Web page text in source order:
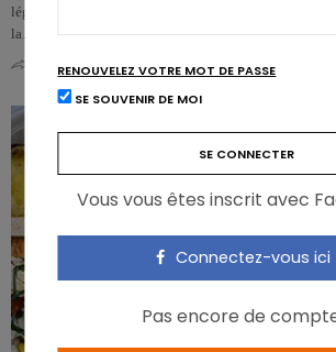
légumes et à leur goût joue un rôle essentiel dans les
la…
0
RENOUVELEZ VOTRE MOT DE PASSE
SE SOUVENIR DE MOI
Vous vous êtes inscrit avec
Connectez-vous ici
Pas encore de